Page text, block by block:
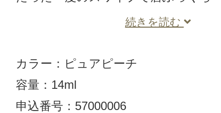
続きを読む
カラー：ピュアピーチ
容量：14ml
申込番号：57000006